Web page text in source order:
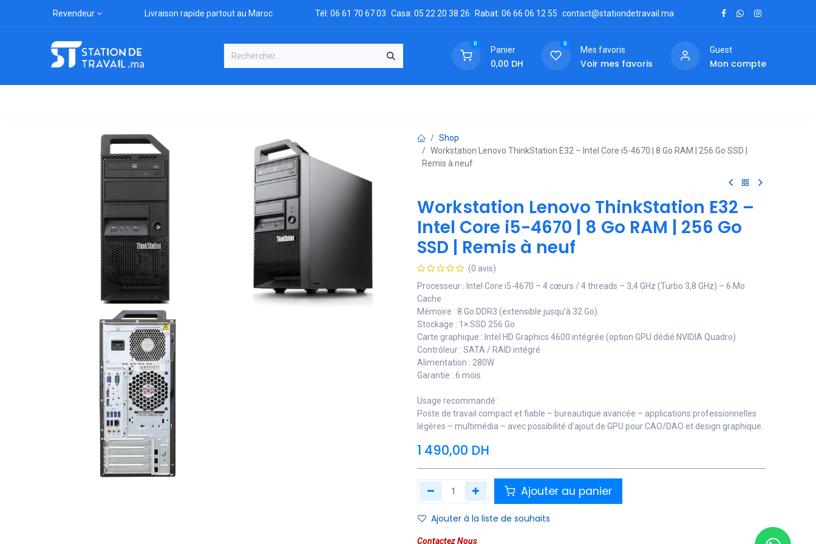
Revendeur Livraison rapide partout au Maroc Tél: 06 61 70 67 03 Casa: 05 22 20 38 26 Rabat: 06 66 06 12 55 contact@stationdetravail.ma
0
Panier
0,00 DH
0
Mes favoris
Voir mes favoris
Guest
Mon compte
Shop
Workstation Lenovo ThinkStation E32 – Intel Core i5-4670 | 8 Go RAM | 256 Go SSD |
Remis à neuf
Workstation Lenovo ThinkStation E32 –
Intel Core i5-4670 | 8 Go RAM | 256 Go
SSD | Remis à neuf
(0 avis)
Processeur : Intel Core i5-4670 – 4 cœurs / 4 threads – 3,4 GHz (Turbo 3,8 GHz) – 6 Mo
Cache
Mémoire : 8 Go DDR3 (extensible jusqu’à 32 Go)
Stockage : 1× SSD 256 Go
Carte graphique : Intel HD Graphics 4600 intégrée (option GPU dédié NVIDIA Quadro)
Contrôleur : SATA / RAID intégré
Alimentation : 280W
Garantie : 6 mois
Usage recommandé :
Poste de travail compact et fiable – bureautique avancée – applications professionnelles
légères – multimédia – avec possibilité d’ajout de GPU pour CAO/DAO et design graphique.
1 490,00 DH
Ajouter au panier
Ajouter à la liste de souhaits
Contactez Nous